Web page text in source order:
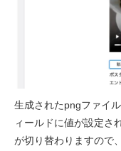
生成されたpngファイ
ィールドに値が設定さ
が切り替わりますので